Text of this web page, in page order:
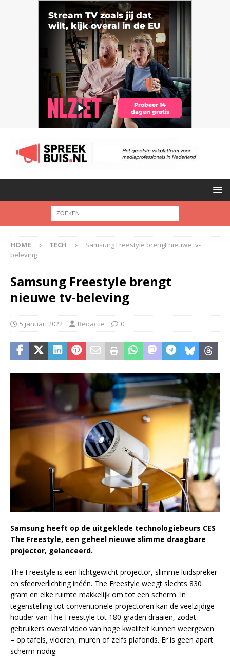
HOME TECH
Samsung Freestyle brengt nieuwe tv-
beleving
Samsung Freestyle brengt
nieuwe tv-beleving
5 januari 2022 Redactie 0
Samsung heeft op de uitgeklede technologiebeurs CES
The Freestyle, een geheel nieuwe slimme draagbare
projector, gelanceerd.
The Freestyle is een lichtgewicht projector, slimme luidspreker
en sfeerverlichting inéén. The Freestyle weegt slechts 830
gram en elke ruimte makkelijk om tot een scherm. In
tegenstelling tot conventionele projectoren kan de veelzijdige
houder van The Freestyle tot 180 graden draaien, zodat
gebruikers overal video van hoge kwaliteit kunnen weergeven
– op tafels, vloeren, muren of zelfs plafonds. Er is geen apart
scherm nodig.